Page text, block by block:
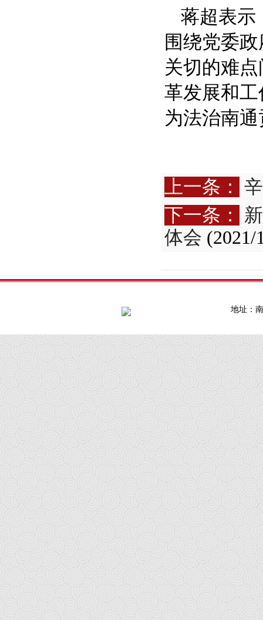
蒋超表示
围绕党委
关切的难
革发展和
为法治南
上一条：
下一条：
体会 (2021/
地址：